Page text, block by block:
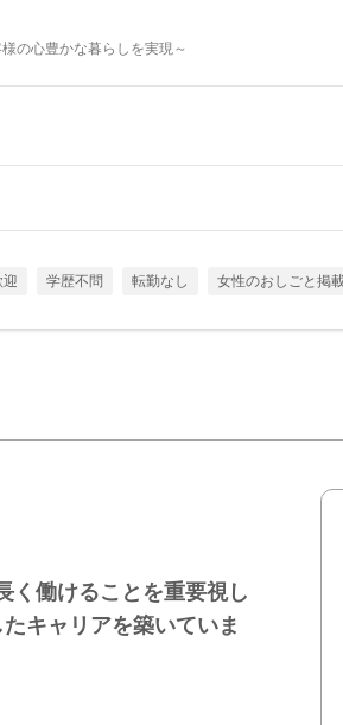
の心豊かな暮らしを実現～
迎 学歴不問 転勤なし 女性のおしごと掲
く働けることを重要視し
キャリアを築いていま